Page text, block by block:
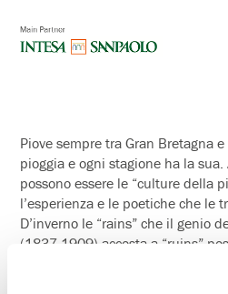
Piove sempre tra Gran Bretagna
pioggia e ogni stagione ha la
possono essere le “culture della
l’esperienza e le poetiche che le
D’inverno le “rains” che il genio
(1837-1909) accosta a “ruins”
l’irlandese Francis Ledwidge
“prodighe” come le Muse che